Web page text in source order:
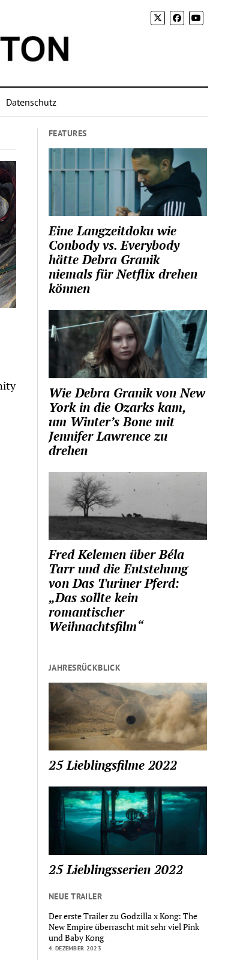
Datenschutz
FEATURES
Eine Langzeitdoku wie
Conbody vs. Everybody
hätte Debra Granik
niemals für Netflix drehen
können
Wie Debra Granik von New
York in die Ozarks kam,
um Winter’s Bone mit
Jennifer Lawrence zu
drehen
Fred Kelemen über Béla
Tarr und die Entstehung
von Das Turiner Pferd:
„Das sollte kein
romantischer
Weihnachtsfilm“
JAHRESRÜCKBLICK
25 Lieblingsfilme 2022
25 Lieblingsserien 2022
NEUE TRAILER
Der erste Trailer zu Godzilla x Kong: The
New Empire überrascht mit sehr viel Pink
und Baby Kong
4. DEZEMBER 2023